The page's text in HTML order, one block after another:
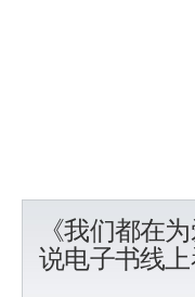
《我们都在
说电子书线